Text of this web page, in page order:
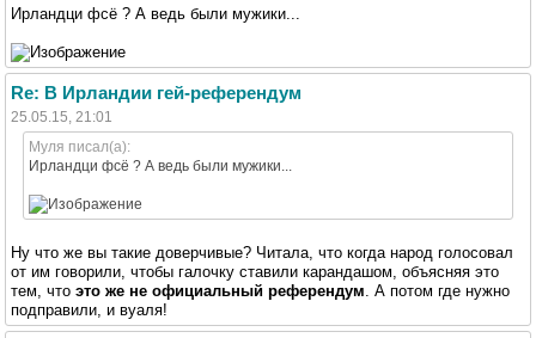
Ирландци фсё ? А ведь были мужики...
Re: В Ирландии гей-референдум
25.05.15, 21:01
Муля писал(а):
Ирландци фсё ? А ведь были мужики...
Ну что же вы такие доверчивые? Читала, что когда народ голосовал
от им говорили, чтобы галочку ставили карандашом, объясняя это
тем, что это же не официальный референдум . А потом где нужно
подправили, и вуаля!